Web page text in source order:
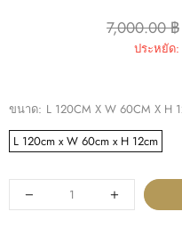
7,000.00 ฿
ประหยัด:
ขนาด: L 120CM X W 60CM X H
L 120cm x W 60cm x H 12cm